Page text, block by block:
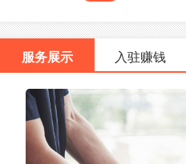
服务展示 入驻赚钱